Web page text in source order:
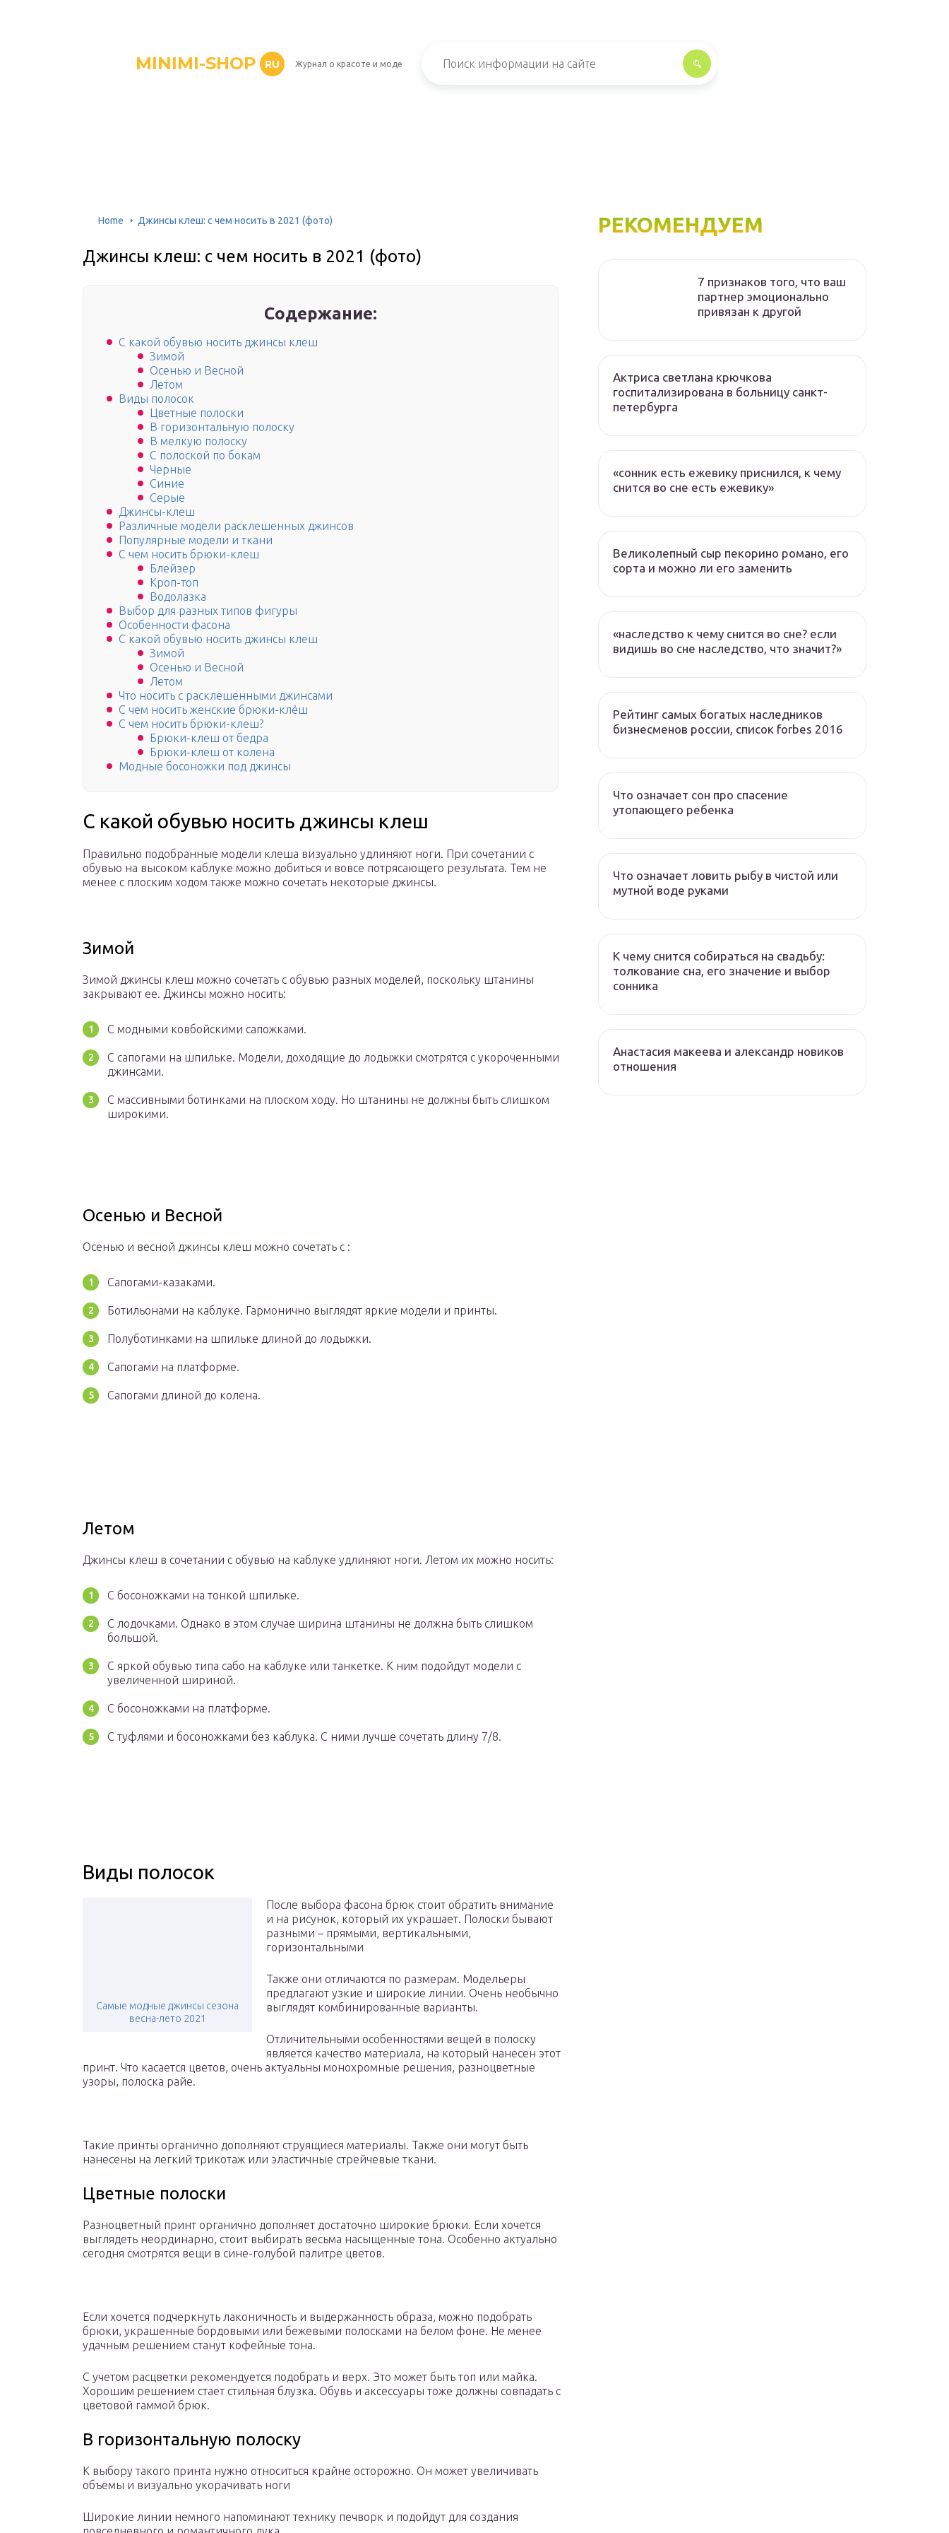
MINIMI-SHOP RU Журнал о красоте и моде
Home Джинсы клеш: с чем носить в 2021 (фото)
Джинсы клеш: с чем носить в 2021 (фото)
Содержание:
С какой обувью носить джинсы клеш
Зимой
Осенью и Весной
Летом
Виды полосок
Цветные полоски
В горизонтальную полоску
В мелкую полоску
С полоской по бокам
Черные
Синие
Серые
Джинсы-клеш
Различные модели расклешенных джинсов
Популярные модели и ткани
С чем носить брюки-клеш
Блейзер
Кроп-топ
Водолазка
Выбор для разных типов фигуры
Особенности фасона
С какой обувью носить джинсы клеш
Зимой
Осенью и Весной
Летом
Что носить с расклешенными джинсами
С чем носить женские брюки-клёш
С чем носить брюки-клеш?
Брюки-клеш от бедра
Брюки-клеш от колена
Модные босоножки под джинсы
С какой обувью носить джинсы клеш
Правильно подобранные модели клеша визуально удлиняют ноги. При сочетании с
обувью на высоком каблуке можно добиться и вовсе потрясающего результата. Тем не
менее с плоским ходом также можно сочетать некоторые джинсы.
Зимой
Зимой джинсы клеш можно сочетать с обувью разных моделей, поскольку штанины
закрывают ее. Джинсы можно носить:
С модными ковбойскими сапожками.
С сапогами на шпильке. Модели, доходящие до лодыжки смотрятся с укороченными
джинсами.
С массивными ботинками на плоском ходу. Но штанины не должны быть слишком
широкими.
Осенью и Весной
Осенью и весной джинсы клеш можно сочетать с :
Сапогами-казаками.
Ботильонами на каблуке. Гармонично выглядят яркие модели и принты.
Полуботинками на шпильке длиной до лодыжки.
Сапогами на платформе.
Сапогами длиной до колена.
Летом
Джинсы клеш в сочетании с обувью на каблуке удлиняют ноги. Летом их можно носить:
С босоножками на тонкой шпильке.
С лодочками. Однако в этом случае ширина штанины не должна быть слишком
большой.
С яркой обувью типа сабо на каблуке или танкетке. К ним подойдут модели с
увеличенной шириной.
С босоножками на платформе.
С туфлями и босоножками без каблука. С ними лучше сочетать длину 7/8.
Виды полосок
Самые модные джинсы сезона
весна-лето 2021
После выбора фасона брюк стоит обратить внимание
и на рисунок, который их украшает. Полоски бывают
разными – прямыми, вертикальными,
горизонтальными
Также они отличаются по размерам. Модельеры
предлагают узкие и широкие линии. Очень необычно
выглядят комбинированные варианты.
Отличительными особенностями вещей в полоску
является качество материала, на который нанесен этот
принт. Что касается цветов, очень актуальны монохромные решения, разноцветные
узоры, полоска райе.
Такие принты органично дополняют струящиеся материалы. Также они могут быть
нанесены на легкий трикотаж или эластичные стрейчевые ткани.
Цветные полоски
Разноцветный принт органично дополняет достаточно широкие брюки. Если хочется
выглядеть неординарно, стоит выбирать весьма насыщенные тона. Особенно актуально
сегодня смотрятся вещи в сине-голубой палитре цветов.
Если хочется подчеркнуть лаконичность и выдержанность образа, можно подобрать
брюки, украшенные бордовыми или бежевыми полосками на белом фоне. Не менее
удачным решением станут кофейные тона.
С учетом расцветки рекомендуется подобрать и верх. Это может быть топ или майка.
Хорошим решением стает стильная блузка. Обувь и аксессуары тоже должны совпадать с
цветовой гаммой брюк.
В горизонтальную полоску
К выбору такого принта нужно относиться крайне осторожно. Он может увеличивать
объемы и визуально укорачивать ноги
Широкие линии немного напоминают технику печворк и подойдут для создания
РЕКОМЕНДУЕМ
7 признаков того, что ваш
партнер эмоционально
привязан к другой
Актриса светлана крючкова
госпитализирована в больницу санкт-
петербурга
«сонник есть ежевику приснился, к чему
снится во сне есть ежевику»
Великолепный сыр пекорино романо, его
сорта и можно ли его заменить
«наследство к чему снится во сне? если
видишь во сне наследство, что значит?»
Рейтинг самых богатых наследников
бизнесменов россии, список forbes 2016
Что означает сон про спасение
утопающего ребенка
Что означает ловить рыбу в чистой или
мутной воде руками
К чему снится собираться на свадьбу:
толкование сна, его значение и выбор
сонника
Анастасия макеева и александр новиков
отношения